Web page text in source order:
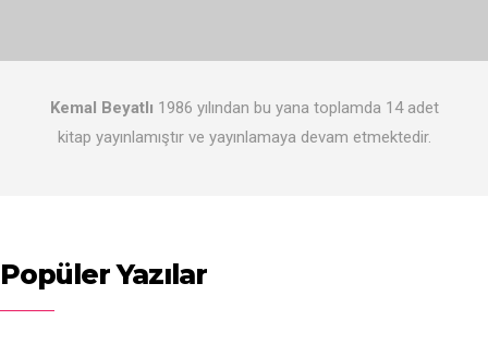
Kemal Beyatlı 1986 yılından bu yana toplamda 14 adet
kitap yayınlamıştır ve yayınlamaya devam etmektedir.
Popüler Yazılar